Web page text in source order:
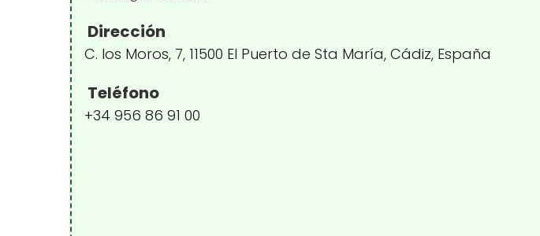
Dirección
C. los Moros, 7, 11500 El Puerto de Sta María, Cádiz, España
Teléfono
+34 956 86 91 00